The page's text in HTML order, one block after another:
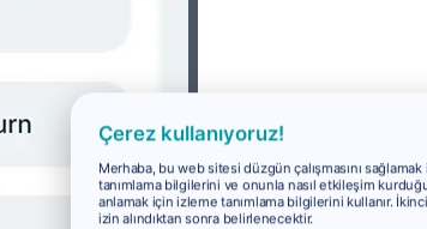
Çerez kullanıyoruz!
Merhaba, bu web sitesi düzgün çalışmasını
tanımlama bilgilerini ve onunla nasıl etkileşim
anlamak için izleme tanımlama bilgilerini kullanır.
izin alındıktan sonra belirlenecektir.